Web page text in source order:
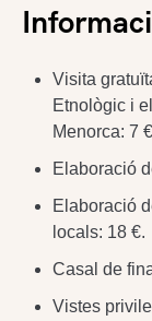
Visita
Etnològic i
Menorca: 7 €
Elaboració
Elaboració
locals: 18 €.
Casal de
Vistes